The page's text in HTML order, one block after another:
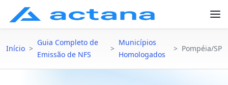
Início >
Guia Completo de
Emissão de NFS
>
Municípios
Homologados
> Pompéia/SP